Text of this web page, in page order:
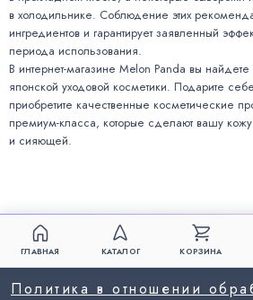
в холодильнике. Соблюдение этих
ингредиентов и гарантирует заявленный
периода использования.
В интернет-магазине Melon Panda вы
японской уходовой косметики. Подарите
приобретите качественные косметические
премиум-класса, которые сделают вашу
и сияющей.
ГЛАВНАЯ КАТАЛОГ КОРЗИНА
Политика в отношении